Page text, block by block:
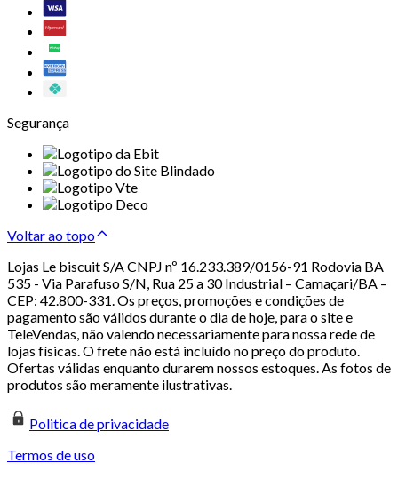
Segurança
Voltar ao topo
Lojas Le biscuit S/A CNPJ nº 16.233.389/0156-91 Rodovia BA
535 - Via Parafuso S/N, Rua 25 a 30 Industrial – Camaçari/BA –
CEP: 42.800-331. Os preços, promoções e condições de
pagamento são válidos durante o dia de hoje, para o site e
TeleVendas, não valendo necessariamente para nossa rede de
lojas físicas. O frete não está incluído no preço do produto.
Ofertas válidas enquanto durarem nossos estoques. As fotos de
produtos são meramente ilustrativas.
Politica de privacidade
Termos de uso